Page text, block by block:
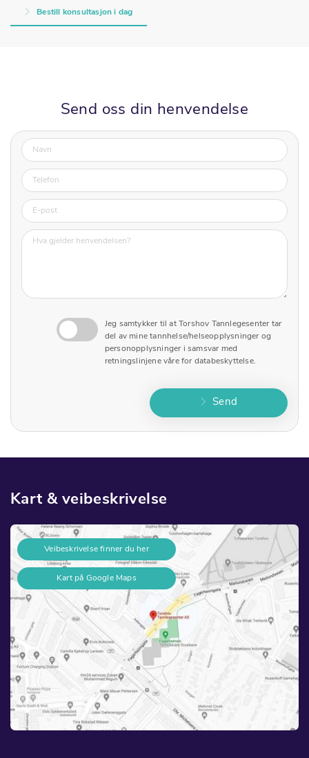
Bestill konsultasjon i dag
Send oss din henvendelse
Jeg samtykker til at Torshov Tannlegesenter tar
del av mine tannhelse/helseopplysninger og
personopplysninger i samsvar med
retningslinjene våre for databeskyttelse.
Send
Kart & veibeskrivelse
Veibeskrivelse finner du her
Kart på Google Maps